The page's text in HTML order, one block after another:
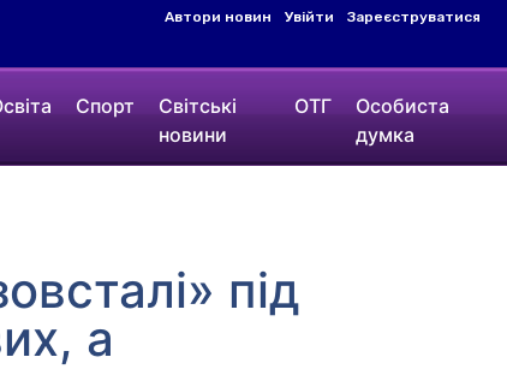
Автори новин Увійти Зареєструватися
Спорт
Світські
новини
ОТГ
Особиста
думка
під
а